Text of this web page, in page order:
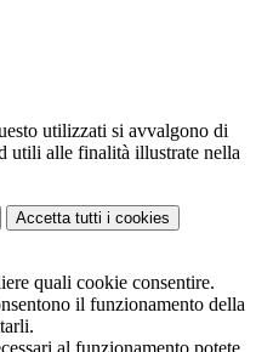
utilizzati si avvalgono di
utili alle finalità illustrate nella
Accetta tutti i cookies
quali cookie consentire.
il funzionamento della
al funzionamento potete